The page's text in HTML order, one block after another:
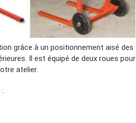
grâce à un positionnement aisé des
Il est équipé de deux roues pour
atelier.
: